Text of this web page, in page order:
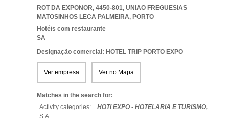
ROT DA EXPONOR, 4450-801, UNIAO FREGUESIAS
MATOSINHOS LECA PALMEIRA, PORTO
Hotéis com restaurante
SA
Designação comercial: HOTEL TRIP PORTO EXPO
Ver empresa Ver no Mapa
Matches in the search for:
Activity categories: ...HOTI EXPO - HOTELARIA E TURISMO,
S.A....